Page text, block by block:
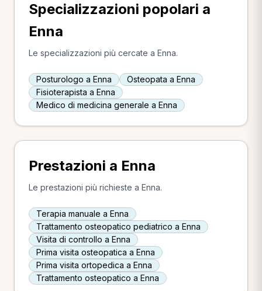
Specializzazioni popolari a
Enna
Le specializzazioni più cercate a Enna.
Posturologo a Enna
Osteopata a Enna
Fisioterapista a Enna
Medico di medicina generale a Enna
Prestazioni a Enna
Le prestazioni più richieste a Enna.
Terapia manuale a Enna
Trattamento osteopatico pediatrico a Enna
Visita di controllo a Enna
Prima visita osteopatica a Enna
Prima visita ortopedica a Enna
Trattamento osteopatico a Enna